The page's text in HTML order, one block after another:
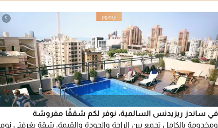
5
في ساندز ريزيدنس السالمية، نوفر لكم شققًا مفروشة
ومخدومة بالكامل تجمع بين الراحة والجودة والقيمة. شقة بغرفتي نوم